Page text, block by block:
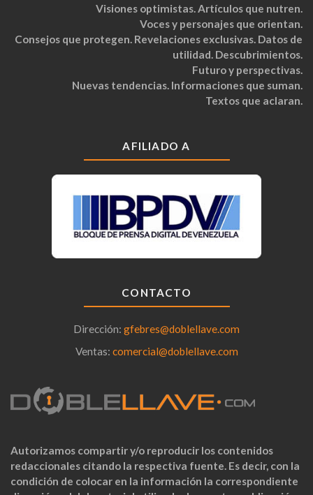
Visiones optimistas. Artículos que nutren.
Voces y personajes que orientan.
Consejos que protegen. Revelaciones exclusivas. Datos de
utilidad. Descubrimientos.
Futuro y perspectivas.
Nuevas tendencias. Informaciones que suman.
Textos que aclaran.
AFILIADO A
CONTACTO
Dirección: gfebres@doblellave.com
Ventas: comercial@doblellave.com
Autorizamos compartir y/o reproducir los contenidos
redaccionales citando la respectiva fuente. Es decir, con la
condición de colocar en la información la correspondiente